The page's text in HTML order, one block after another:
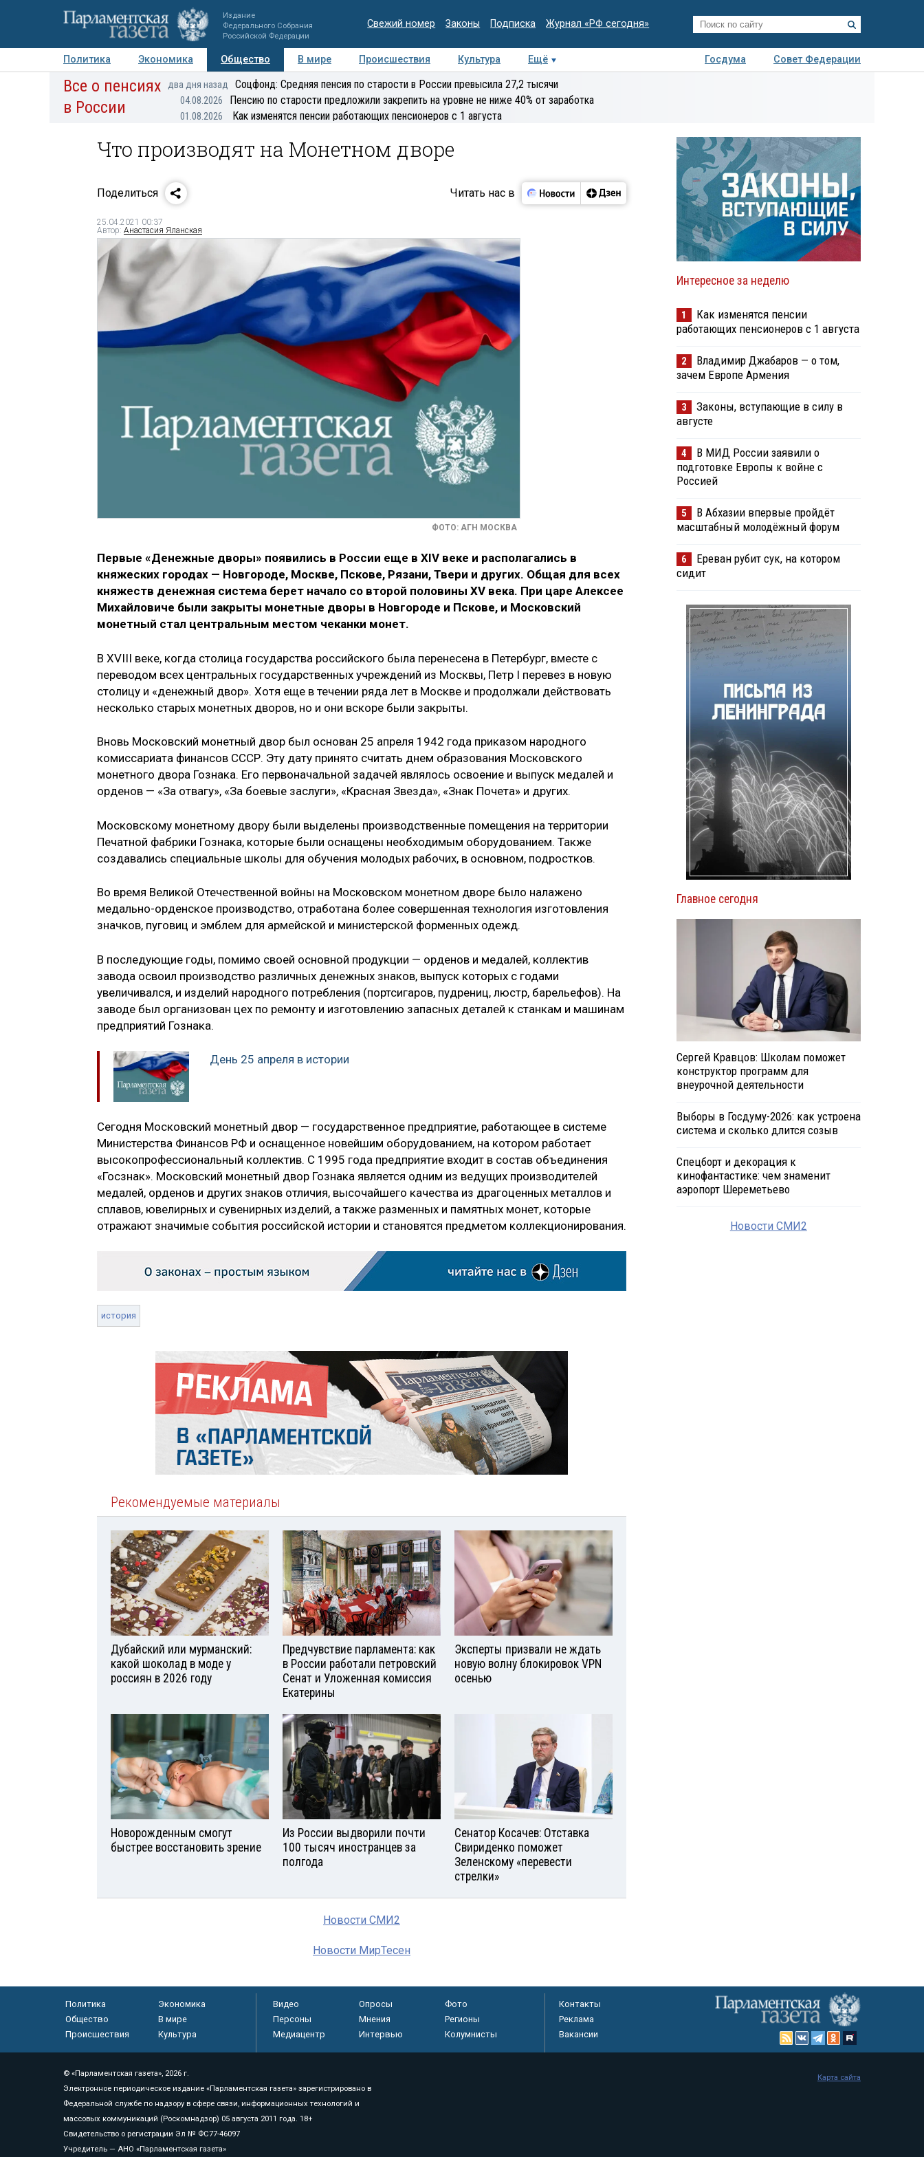
Издание
Федерального Собрания
Российской Федерации
Свежий номер Законы Подписка Журнал «РФ сегодня»
Политика Экономика Общество В мире Происшествия Культура Ещё Госдума
Совет Федерации
Авторы Персоны Мнения Регионы Медиацентр Интервью Колумнисты
Все о пенсиях
в России
два дня назад Соцфонд: Средняя пенсия по старости в России превысила 27,2 тысячи
04.08.2026 Пенсию по старости предложили закрепить на уровне не ниже 40% от заработка
01.08.2026 Как изменятся пенсии работающих пенсионеров с 1 августа
Что производят на Монетном дворе
Поделиться Читать нас в
25.04.2021 00:37
Автор: Анастасия Яланская
ФОТО: АГН МОСКВА
Первые «Денежные дворы» появились в России еще в XIV веке и располагались в
княжеских городах — Новгороде, Москве, Пскове, Рязани, Твери и других. Общая для всех
княжеств денежная система берет начало со второй половины XV века. При царе Алексее
Михайловиче были закрыты монетные дворы в Новгороде и Пскове, и Московский
монетный стал центральным местом чеканки монет.
В XVIII веке, когда столица государства российского была перенесена в Петербург, вместе с
переводом всех центральных государственных учреждений из Москвы, Петр I перевез в новую
столицу и «денежный двор». Хотя еще в течении ряда лет в Москве и продолжали действовать
несколько старых монетных дворов, но и они вскоре были закрыты.
Вновь Московский монетный двор был основан 25 апреля 1942 года приказом народного
комиссариата финансов СССР. Эту дату принято считать днем образования Московского
монетного двора Гознака. Его первоначальной задачей являлось освоение и выпуск медалей и
орденов — «За отвагу», «За боевые заслуги», «Красная Звезда», «Знак Почета» и других.
Московскому монетному двору были выделены производственные помещения на территории
Печатной фабрики Гознака, которые были оснащены необходимым оборудованием. Также
создавались специальные школы для обучения молодых рабочих, в основном, подростков.
Во время Великой Отечественной войны на Московском монетном дворе было налажено
медально-орденское производство, отработана более совершенная технология изготовления
значков, пуговиц и эмблем для армейской и министерской форменных одежд.
В последующие годы, помимо своей основной продукции — орденов и медалей, коллектив
завода освоил производство различных денежных знаков, выпуск которых с годами
увеличивался, и изделий народного потребления (портсигаров, пудрениц, люстр, барельефов). На
заводе был организован цех по ремонту и изготовлению запасных деталей к станкам и машинам
предприятий Гознака.
День 25 апреля в истории
Сегодня Московский монетный двор — государственное предприятие, работающее в системе
Министерства Финансов РФ и оснащенное новейшим оборудованием, на котором работает
высокопрофессиональный коллектив. С 1995 года предприятие входит в состав объединения
«Госзнак». Московский монетный двор Гознака является одним из ведущих производителей
медалей, орденов и других знаков отличия, высочайшего качества из драгоценных металлов и
сплавов, ювелирных и сувенирных изделий, а также разменных и памятных монет, которые
отражают значимые события российской истории и становятся предметом коллекционирования.
история
Рекомендуемые материалы
Дубайский или мурманский:
какой шоколад в моде у
россиян в 2026 году
Предчувствие парламента: как
в России работали петровский
Сенат и Уложенная комиссия
Екатерины
Эксперты призвали не ждать
новую волну блокировок VPN
осенью
Новорожденным смогут
быстрее восстановить зрение
Из России выдворили почти
100 тысяч иностранцев за
полгода
Сенатор Косачев: Отставка
Свириденко поможет
Зеленскому «перевести
стрелки»
Новости СМИ2
Новости МирТесен
Интересное за неделю
1
Как изменятся пенсии
работающих пенсионеров с 1 августа
2
Владимир Джабаров — о том,
зачем Европе Армения
3
Законы, вступающие в силу в
августе
4
В МИД России заявили о
подготовке Европы к войне с
Россией
5
В Абхазии впервые пройдёт
масштабный молодёжный форум
6
Ереван рубит сук, на котором
сидит
Главное сегодня
Сергей Кравцов: Школам поможет
конструктор программ для
внеурочной деятельности
Выборы в Госдуму-2026: как устроена
система и сколько длится созыв
Спецборт и декорация к
кинофантастике: чем знаменит
аэропорт Шереметьево
Новости СМИ2
Политика
Экономика
Общество
В мире
Происшествия
Культура
Видео Опросы
Фото
Персоны
Мнения
Регионы
Медиацентр
Интервью Колумнисты
Контакты
Реклама
Вакансии
© «Парламентская газета», 2026 г.
Электронное периодическое издание «Парламентская газета» зарегистрировано в
Федеральной службе по надзору в сфере связи, информационных технологий и
массовых коммуникаций (Роскомнадзор) 05 августа 2011 года. 18+
Свидетельство о регистрации Эл № ФС77-46097
Учредитель — АНО «Парламентская газета»
Карта сайта